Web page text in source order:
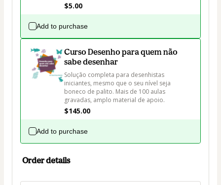
$5.00
Add to purchase
Curso Desenho para quem não
sabe desenhar
Solução completa para desenhistas
iniciantes, mesmo que o seu nível seja
boneco de palito. Mais de 100 aulas
gravadas, amplo material de apoio.
$145.00
Add to purchase
Order details